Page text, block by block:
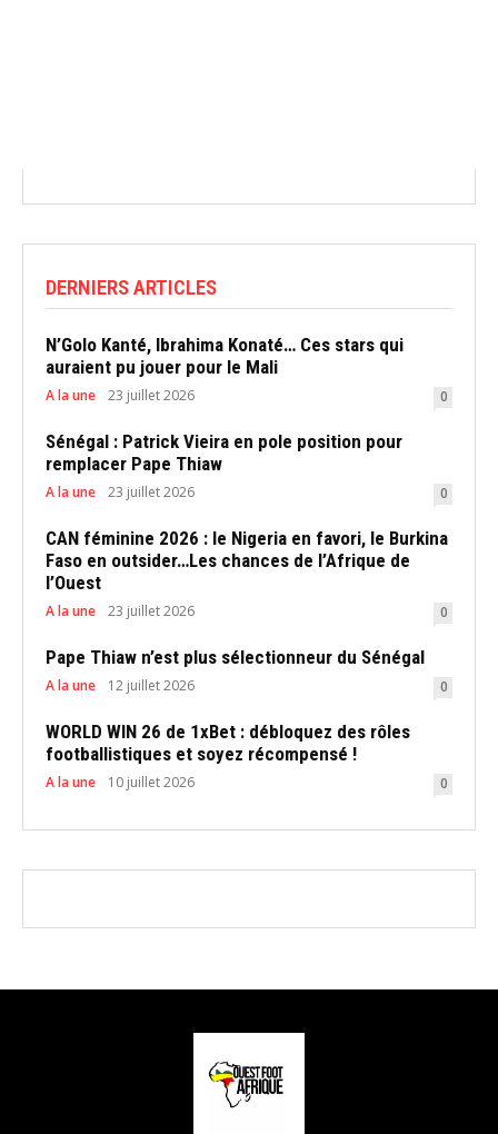
DERNIERS ARTICLES
N’Golo Kanté, Ibrahima Konaté… Ces stars qui
auraient pu jouer pour le Mali
A la une 23 juillet 2026 0
Sénégal : Patrick Vieira en pole position pour
remplacer Pape Thiaw
A la une 23 juillet 2026 0
CAN féminine 2026 : le Nigeria en favori, le Burkina
Faso en outsider…Les chances de l’Afrique de
l’Ouest
A la une 23 juillet 2026 0
Pape Thiaw n’est plus sélectionneur du Sénégal
A la une 12 juillet 2026 0
WORLD WIN 26 de 1xBet : débloquez des rôles
footballistiques et soyez récompensé !
A la une 10 juillet 2026 0